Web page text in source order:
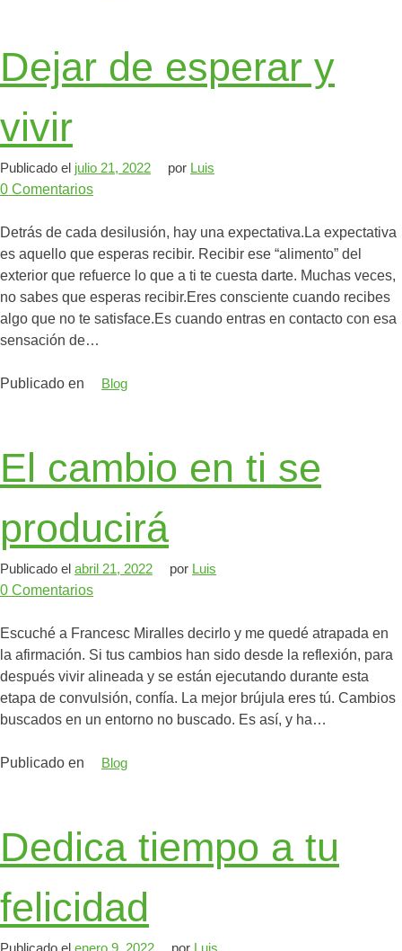
Dejar de esperar y
vivir
Publicado el julio 21, 2022 por Luis
0 Comentarios
Detrás de cada desilusión, hay una expectativa.⁣⁣⁣La expectativa
es aquello que esperas recibir. ⁣⁣⁣Recibir ese “alimento” del
exterior que refuerce lo que a ti te cuesta darte. ⁣⁣⁣⁣⁣⁣Muchas veces,
no sabes que esperas recibir.⁣⁣⁣Eres consciente cuando recibes
algo que no te satisface.⁣⁣⁣Es cuando entras en contacto con esa
sensación de…
Publicado en Blog
El cambio en ti se
producirá
Publicado el abril 21, 2022 por Luis
0 Comentarios
Escuché a Francesc Miralles decirlo y me quedé atrapada en
la afirmación. ⁣⁣⁣⁣⁣⁣⁣Si tus cambios han sido desde la reflexión, para
después vivir alineada y se están ejecutando durante esta
etapa de convulsión, confía. ⁣⁣⁣⁣⁣⁣⁣La mejor brújula eres tú. ⁣⁣⁣⁣⁣⁣⁣⁣Cambios
buscados en un entorno no buscado. ⁣⁣⁣⁣⁣⁣⁣⁣Es así, y ha…
Publicado en Blog
Dedica tiempo a tu
felicidad
Publicado el enero 9, 2022 por Luis